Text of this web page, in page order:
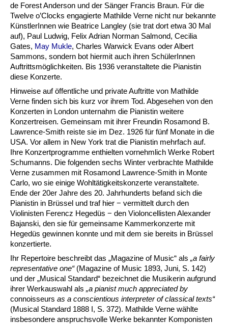
de Forest Anderson und der Sänger Francis Braun. Für die
Twelve o’Clocks engagierte Mathilde Verne nicht nur bekannte
KünstlerInnen wie Beatrice Langley (sie trat dort etwa 30 Mal
auf), Paul Ludwig, Felix Adrian Norman Salmond, Cecilia
Gates, May Mukle, Charles Warwick Evans oder Albert
Sammons, sondern bot hiermit auch ihren SchülerInnen
Auftrittsmöglichkeiten. Bis 1936 veranstaltete die Pianistin
diese Konzerte.
Hinweise auf öffentliche und private Auftritte von Mathilde
Verne finden sich bis kurz vor ihrem Tod. Abgesehen von den
Konzerten in London unternahm die Pianistin weitere
Konzertreisen. Gemeinsam mit ihrer Freundin Rosamond B.
Lawrence-Smith reiste sie im Dez. 1926 für fünf Monate in die
USA. Vor allem in New York trat die Pianistin mehrfach auf.
Ihre Konzertprogramme enthielten vornehmlich Werke Robert
Schumanns. Die folgenden sechs Winter verbrachte Mathilde
Verne zusammen mit Rosamond Lawrence-Smith in Monte
Carlo, wo sie einige Wohltätigkeitskonzerte veranstaltete.
Ende der 20er Jahre des 20. Jahrhunderts befand sich die
Pianistin in Brüssel und traf hier − vermittelt durch den
Violinisten Ferencz Hegedüs − den Violoncellisten Alexander
Bajanski, den sie für gemeinsame Kammerkonzerte mit
Hegedüs gewinnen konnte und mit dem sie bereits in Brüssel
konzertierte.
Ihr Repertoire beschreibt das „Magazine of Music“ als „a fairly
representative one“(Magazine of Music 1893, Juni, S. 142)
und der „Musical Standard“ bezeichnet die Musikerin aufgrund
ihrer Werkauswahl als „a pianist much appreciated by
connoisseurs as a conscientious interpreter of classical texts“
(Musical Standard 1888 I, S. 372). Mathilde Verne wählte
insbesondere anspruchsvolle Werke bekannter Komponisten